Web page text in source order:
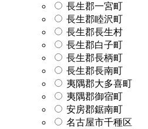
長生郡一宮町
長生郡睦沢町
長生郡長生村
長生郡白子町
長生郡長柄町
長生郡長南町
夷隅郡大多喜町
夷隅郡御宿町
安房郡鋸南町
名古屋市千種区